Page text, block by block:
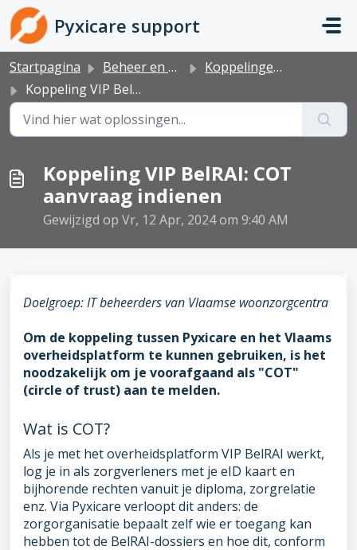
Doorgaan naar hoofdinhoud
Pyxicare support
Startpagina Beheer en administratie
Koppelingen en export
Koppeling VIP BelRAI: COT aanvraag indienen
Koppeling VIP BelRAI: COT
aanvraag indienen
Gewijzigd op Vr, 12 Apr, 2024 om 9:40 AM
Doelgroep: IT beheerders van Vlaamse woonzorgcentra
Om de koppeling tussen Pyxicare en het Vlaams
overheidsplatform te kunnen gebruiken, is het
noodzakelijk om je voorafgaand als "COT"
(circle of trust) aan te melden.
Wat is COT?
Als je met het overheidsplatform VIP BelRAI werkt,
log je in als zorgverleners met je eID kaart en
bijhorende rechten vanuit je diploma, zorgrelatie
enz. Via Pyxicare verloopt dit anders: de
zorgorganisatie bepaalt zelf wie er toegang kan
hebben tot de BelRAI-dossiers en hoe dit, conform